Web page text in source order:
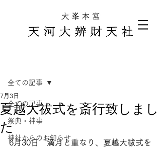
全ての記事
祭典・神事
神社からのお知らせ
全ての記事
夏越大祓式を斎行致しまし
た
7月3日
6月30日　満月と重なり、夏越大祓式を